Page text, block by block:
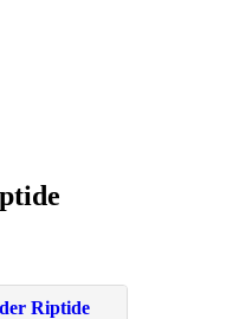
Riptide